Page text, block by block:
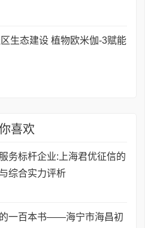
生态建设 植物欧米伽-3赋能
喜欢
务标杆企业:上海君优征信的
综合实力评析
一百本书——海宁市海昌初